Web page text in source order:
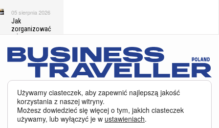
05 sierpnia 2026
Jak
zorganizować
udane
biznesowe na
Śląsku
05 sierpnia 2026
Księgowość
firmy w
praktyce. Od
porządku
technologie o analogicznym charakterze, przede wszystkim w celu
zapewnienia Państwu najlepszej jakości oferowanych usług, a ponadto w
celach statystycznych i reklamowych. Korzystanie z serwisu oznacza, że pliki
te będą zapisywane w Państwa komputerze. Więcej na temat
Używamy ciasteczek, aby zapewnić najlepszą jakość
korzystania z naszej witryny.
Możesz dowiedzieć się więcej o tym, jakich ciasteczek
używamy, lub wyłączyć je w ustawieniach.